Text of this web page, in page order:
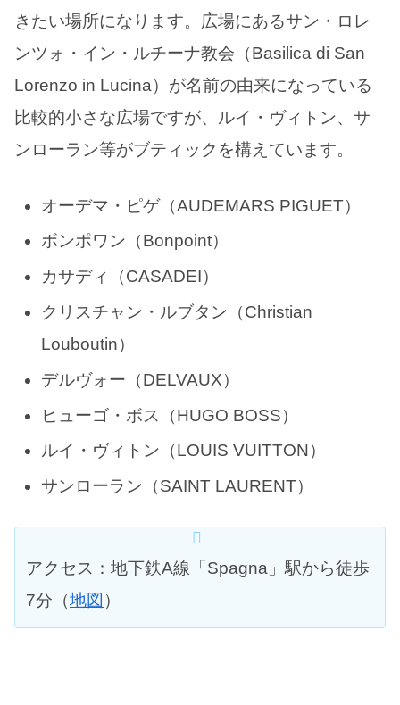
きたい場所になります。広場にあるサン・ロレ
ンツォ・イン・ルチーナ教会（Basilica di San
Lorenzo in Lucina）が名前の由来になっている
比較的小さな広場ですが、ルイ・ヴィトン、サ
ンローラン等がブティックを構えています。
オーデマ・ピゲ（AUDEMARS PIGUET）
ボンポワン（Bonpoint）
カサディ（CASADEI）
クリスチャン・ルブタン（Christian
Louboutin）
デルヴォー（DELVAUX）
ヒューゴ・ボス（HUGO BOSS）
ルイ・ヴィトン（LOUIS VUITTON）
サンローラン（SAINT LAURENT）
アクセス：地下鉄A線「Spagna」駅から徒歩
7分（地図 ）